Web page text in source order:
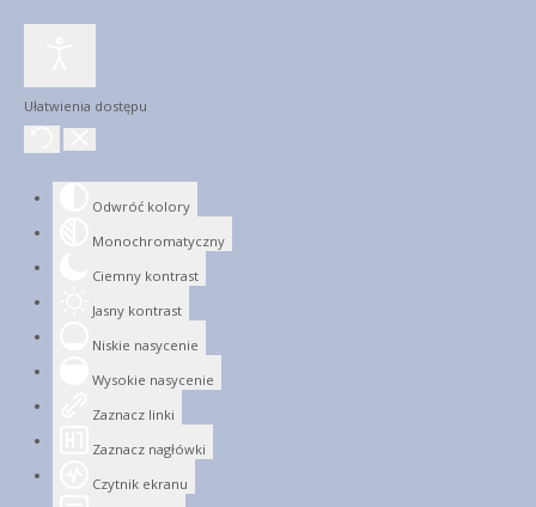
Ułatwienia dostępu
Odwróć kolory
Monochromatyczny
Ciemny kontrast
Jasny kontrast
Niskie nasycenie
Wysokie nasycenie
Zaznacz linki
Zaznacz nagłówki
Czytnik ekranu